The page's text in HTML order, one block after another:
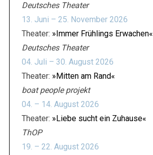
Deutsches Theater
13. Juni – 25. November 2026
Theater: »Immer Frühlings Erwachen«
Deutsches Theater
04. Juli – 30. August 2026
Theater: »Mitten am Rand«
boat people projekt
04. – 14. August 2026
Theater: »Liebe sucht ein Zuhause«
ThOP
19. – 22. August 2026